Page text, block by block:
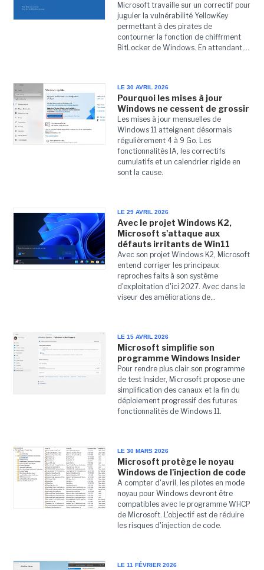
Microsoft travaille sur un correctif pour
juguler la vulnérabilité YellowKey
permettant à des pirates de
contourner la fonction de chiffrment
BitLocker de Windows. En attendant,...
LE 30 AVRIL 2026
Pourquoi les mises à jour
Windows ne cessent de grossir
Les mises à jour mensuelles de
Windows 11 atteignent désormais
régulièrement 4 à 9 Go. Les
fonctionnalités IA, les correctifs
cumulatifs et un calendrier rigide en
sont la cause.
LE 29 AVRIL 2026
Avec le projet Windows K2,
Microsoft s'attaque aux
défauts irritants de Win11
Avec son projet Windows K2, Microsoft
entend corriger les principaux
reproches faits à son système
d'exploitation d'ici 2027. Avec dans le
viseur des améliorations de...
LE 15 AVRIL 2026
Microsoft simplifie son
programme Windows Insider
Pour rendre plus clair son programme
de test Insider, Microsoft propose une
simplification des canaux et la fin du
déploiement progressif des futures
fonctionnalités de Windows 11.
LE 30 MARS 2026
Microsoft protège le noyau
Windows de l'injection de code
A compter d'avril, les pilotes en mode
noyau pour Windows devront être
compatibles avec le programme WHCP
de Microsoft. L'objectif est de réduire
les risques d'injection de code.
LE 11 FÉVRIER 2026